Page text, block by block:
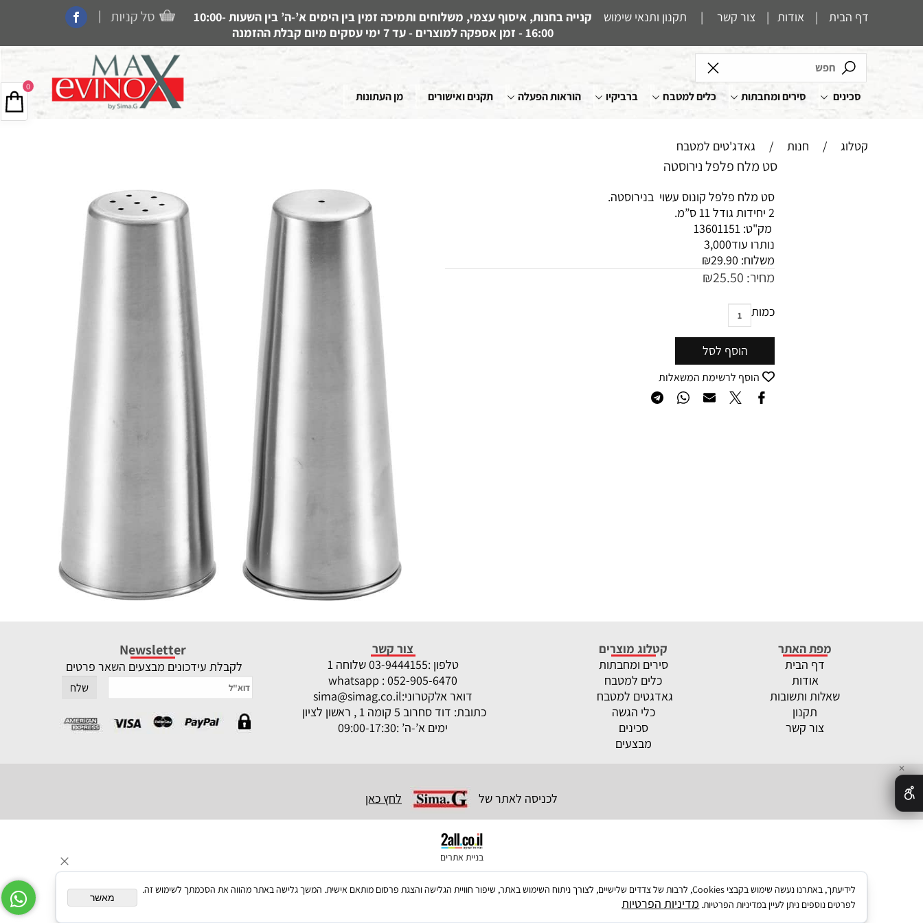
דף הבית | אודות | צור קשר | תקנון ותנאי שימוש
קנייה בחנות, איסוף עצמי, משלוחים ותמיכה זמין בין הימים א’-ה’ בין השעות 10:00-
16:00 - זמן אספקה למוצרים - עד 7 ימי עסקים מיום קבלת ההזמנה
|
סכינים סירים ומחבתות כלים למטבח ברביקיו הוראות הפעלה תקנים ואישורים מן העתונות
קטלוג / חנות / גאדג'טים למטבח
סט מלח פלפל נירוסטה
סט מלח פלפל קונוס עשוי בנירוסטה.
2 יחידות גודל 11 ס”מ.
מק"ט: 13601151
נותרו עוד3,000
משלוח:
₪29.90
מחיר: ₪25.50
כמות
הוסף לסל
הוסף לרשימת המשאלות
0
מפת האתר
דף הבית
אודות
שאלות ותשובות
תקנון
צור קשר
קטלוג מוצרים
סירים ומחבתות
כלים למטבח
גאדגטים למטבח
כלי הגשה
סכינים
מבצעים
צור קשר
טלפון :
03-9444155 שלוחה 1
whatsapp : 052-905-6470
דואר אלקטרוני:sima@simag.co.il
כתובת: דוד סחרוב 5 קומה 1 , ראשון לציון
ימים א’-ה’ :09:00-17:30
Newsletter
לקבלת עידכונים מבצעים השאר פרטים
לכניסה לאתר של לחץ כאן
בניית אתרים
✕
לידיעתך, באתרנו נעשה שימוש בקבצי Cookies, לרבות של צדדים שלישיים, לצורך ניתוח השימוש באתר, שיפור חוויית הגלישה והצגת פרסום מותאם אישית. המשך גלישה באתר מהווה את הסכמתך לשימוש זה.
לפרטים נוספים ניתן לעיין במדיניות הפרטיות. מדיניות הפרטיות מאשר